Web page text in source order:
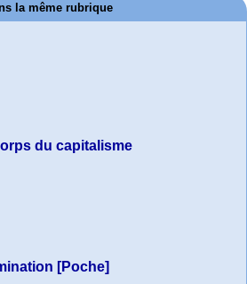
la même rubrique
du capitalisme
[Poche]